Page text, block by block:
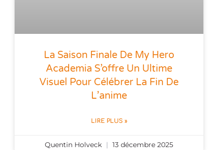
La Saison Finale De My Hero
Academia S’offre Un Ultime
Visuel Pour Célébrer La Fin De
L’anime
LIRE PLUS »
Quentin Holveck 13 décembre 2025